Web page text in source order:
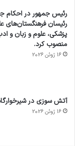
رئیس جمهور در احکام
رئیسان فرهنگستان‌های
پزشکی، علوم و زبان و
منصوب کرد.
16 ژوئن 2026
آتش سوزی در
16 ژوئن 2026
برای
کشف
توسط
مجازی
…